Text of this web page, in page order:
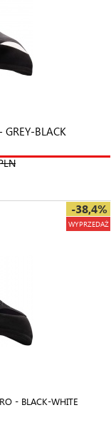
GREY-BLACK
-38,4%
WYPRZEDAŻ
- BLACK-WHITE